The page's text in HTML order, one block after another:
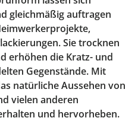
gleichmäßig auftragen
Sie trocknen
erhöhen die Kratz- und
Gegenstände. Mit
natürliche Aussehen von
vielen anderen
und hervorheben.